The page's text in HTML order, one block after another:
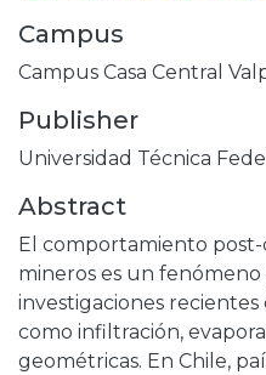
Campus
Campus Casa Central
Publisher
Universidad Técnica
Abstract
El comportamiento
mineros es un
investigaciones
como infiltración,
geométricas. En Chile,